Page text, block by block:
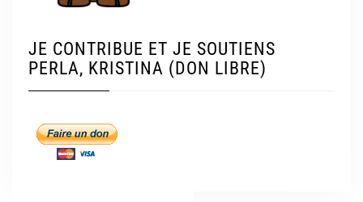
JE CONTRIBUE ET JE SOUTIENS
PERLA, KRISTINA (DON LIBRE)